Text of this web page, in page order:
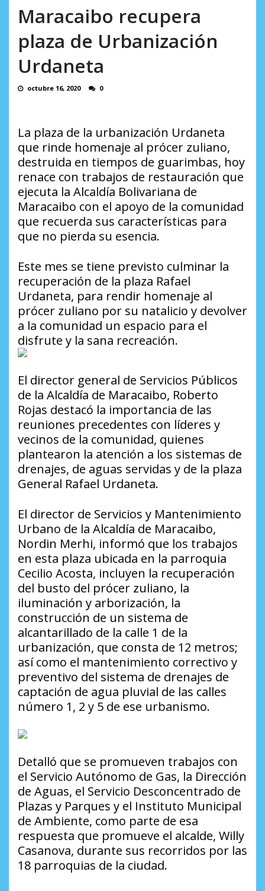
Maracaibo recupera
plaza de Urbanización
Urdaneta
octubre 16, 2020 0
La plaza de la urbanización Urdaneta
que rinde homenaje al prócer zuliano,
destruida en tiempos de guarimbas, hoy
renace con trabajos de restauración que
ejecuta la Alcaldía Bolivariana de
Maracaibo con el apoyo de la comunidad
que recuerda sus características para
que no pierda su esencia.
Este mes se tiene previsto culminar la
recuperación de la plaza Rafael
Urdaneta, para rendir homenaje al
prócer zuliano por su natalicio y devolver
a la comunidad un espacio para el
disfrute y la sana recreación.
El director general de Servicios Públicos
de la Alcaldía de Maracaibo, Roberto
Rojas destacó la importancia de las
reuniones precedentes con líderes y
vecinos de la comunidad, quienes
plantearon la atención a los sistemas de
drenajes, de aguas servidas y de la plaza
General Rafael Urdaneta.
El director de Servicios y Mantenimiento
Urbano de la Alcaldía de Maracaibo,
Nordin Merhi, informó que los trabajos
en esta plaza ubicada en la parroquia
Cecilio Acosta, incluyen la recuperación
del busto del prócer zuliano, la
iluminación y arborización, la
construcción de un sistema de
alcantarillado de la calle 1 de la
urbanización, que consta de 12 metros;
así como el mantenimiento correctivo y
preventivo del sistema de drenajes de
captación de agua pluvial de las calles
número 1, 2 y 5 de ese urbanismo.
Detalló que se promueven trabajos con
el Servicio Autónomo de Gas, la Dirección
de Aguas, el Servicio Desconcentrado de
Plazas y Parques y el Instituto Municipal
de Ambiente, como parte de esa
respuesta que promueve el alcalde, Willy
Casanova, durante sus recorridos por las
18 parroquias de la ciudad.